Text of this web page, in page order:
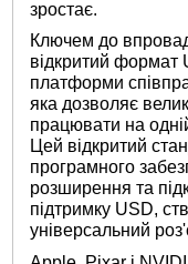
зростає.
Ключем до
відкритий формат
платформи
яка дозволяє
працювати на
Цей відкритий
програмного
розширення та
підтримку USD,
універсальний